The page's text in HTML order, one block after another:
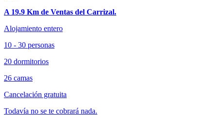
A 19.9 Km de Ventas del Carrizal.
Alojamiento entero
10 - 30 personas
20 dormitorios
26 camas
Cancelación gratuita
Todavía no se te cobrará nada.